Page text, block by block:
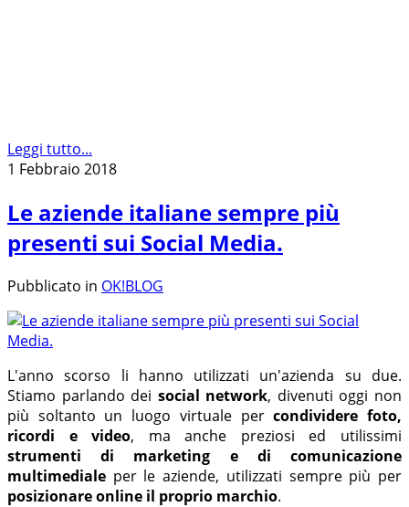
Leggi tutto...
1 Febbraio 2018
Le aziende italiane sempre più
presenti sui Social Media.
Pubblicato in OK!BLOG
L'anno scorso li hanno utilizzati un'azienda su due.
Stiamo parlando dei social network, divenuti oggi non
più soltanto un luogo virtuale percondividere foto,
ricordi e video, ma anche preziosi ed utilissimi
strumenti di marketing e di comunicazione
multimediale per le aziende, utilizzati sempre più per
posizionare online il proprio marchio.